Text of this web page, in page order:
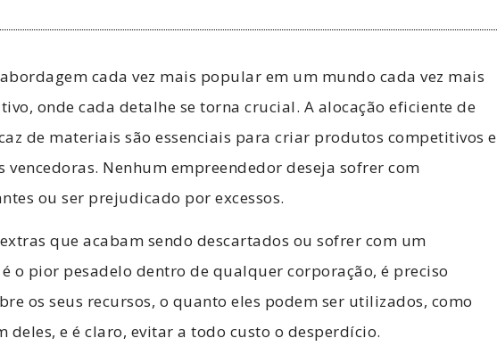
cada vez mais popular em um mundo cada vez mais
onde cada detalhe se torna crucial. A alocação eficiente de
de materiais são essenciais para criar produtos competitivos e
Nenhum empreendedor deseja sofrer com
ou ser prejudicado por excessos.
que acabam sendo descartados ou sofrer com um
o pior pesadelo dentro de qualquer corporação, é preciso
os seus recursos, o quanto eles podem ser utilizados, como
deles, e é claro, evitar a todo custo o desperdício.